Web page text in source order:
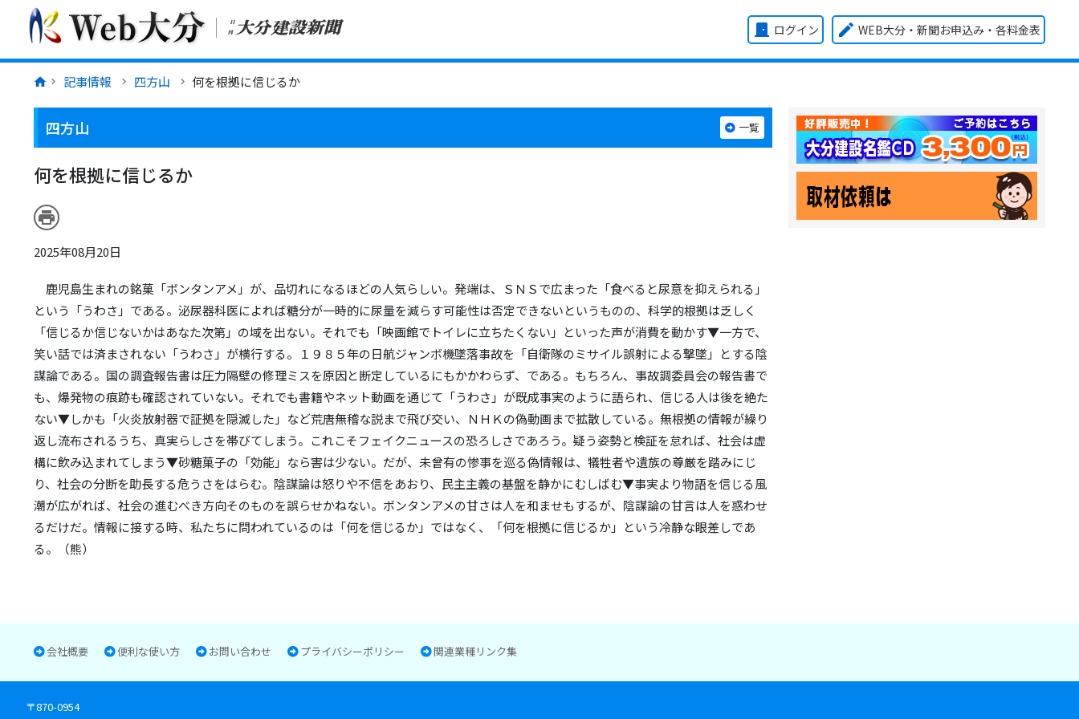
door_front ログイン edit WEB大分・新聞お申込み ・各料金表
記事情報 四方山 何を根拠に信じるか
四方山 一覧
何を根拠に信じるか
print
2025年08月20日
鹿児島生まれの銘菓「ボンタンアメ」が、品切れになるほどの人気らしい。発端は、ＳＮＳで広まった「食べると尿意を抑えられる」
という「うわさ」である。泌尿器科医によれば糖分が一時的に尿量を減らす可能性は否定できないというものの、科学的根拠は乏しく
「信じるか信じないかはあなた次第」の域を出ない。それでも「映画館でトイレに立ちたくない」といった声が消費を動かす▼一方で、
笑い話では済まされない「うわさ」が横行する。１９８５年の日航ジャンボ機墜落事故を「自衛隊のミサイル誤射による撃墜」とする陰
謀論である。国の調査報告書は圧力隔壁の修理ミスを原因と断定しているにもかかわらず、である。もちろん、事故調委員会の報告書で
も、爆発物の痕跡も確認されていない。それでも書籍やネット動画を通じて「うわさ」が既成事実のように語られ、信じる人は後を絶た
ない▼しかも「火炎放射器で証拠を隠滅した」など荒唐無稽な説まで飛び交い、ＮＨＫの偽動画まで拡散している。無根拠の情報が繰り
返し流布されるうち、真実らしさを帯びてしまう。これこそフェイクニュースの恐ろしさであろう。疑う姿勢と検証を怠れば、社会は虚
構に飲み込まれてしまう▼砂糖菓子の「効能」なら害は少ない。だが、未曾有の惨事を巡る偽情報は、犠牲者や遺族の尊厳を踏みにじ
り、社会の分断を助長する危うさをはらむ。陰謀論は怒りや不信をあおり、民主主義の基盤を静かにむしばむ▼事実より物語を信じる風
潮が広がれば、社会の進むべき方向そのものを誤らせかねない。ボンタンアメの甘さは人を和ませもするが、陰謀論の甘言は人を惑わせ
るだけだ。情報に接する時、私たちに問われているのは「何を信じるか」ではなく、「何を根拠に信じるか」という冷静な眼差しであ
る。（熊）
会社概要 便利な使い方 お問い合わせ プライバシーポリシー 関連業種リンク集
〒870-0954